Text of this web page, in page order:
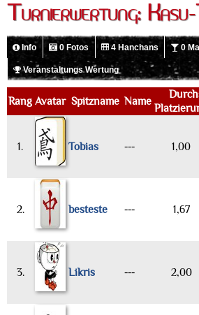
Turnierwertung:
Info 0 Fotos 4 Hanchans 0
Veranstaltungs Wertung
Rang Avatar Spitzname Name
1. Tobias --- 1,00
2. besteste --- 1,67
3. Likris --- 2,00